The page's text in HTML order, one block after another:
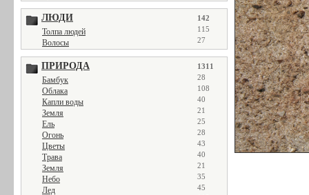
ЛЮДИ 142
Толпа людей 115
Волосы 27
ПРИРОДА 1311
Бамбук 28
Облака 108
Капли воды 40
Земля 21
Ель 25
Огонь 28
Цветы 43
Трава 40
Земля 21
Небо 35
Лед 45